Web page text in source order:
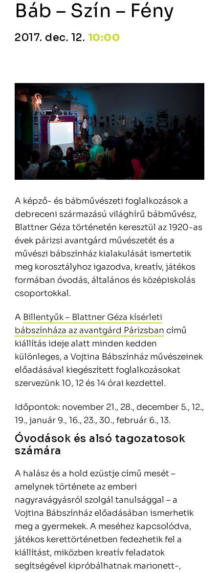
Báb – Szín – Fény
2017. dec. 12. 10:00
A képző- és bábművészeti foglalkozások a
debreceni származású világhírű bábművész,
Blattner Géza történetén keresztül az 1920-as
évek párizsi avantgárd művészetét és a
művészi bábszínház kialakulását ismertetik
meg korosztályhoz igazodva, kreatív, játékos
formában óvodás, általános és középiskolás
csoportokkal.
A Billentyűk – Blattner Géza kísérleti
bábszínháza az avantgárd Párizsban című
kiállítás ideje alatt minden kedden
különleges, a Vojtina Bábszínház művészeinek
előadásával kiegészített foglalkozásokat
szervezünk 10, 12 és 14 órai kezdettel.
Időpontok: november 21., 28., december 5., 12.,
19., január 9., 16., 23., 30., február 6., 13.
Óvodások és alsó tagozatosok
számára
A halász és a hold ezüstje című mesét –
amelynek története az emberi
nagyravágyásról szolgál tanulsággal – a
Vojtina Bábszínház előadásában ismerhetik
meg a gyermekek. A meséhez kapcsolódva,
játékos kerettörténetben fedezhetik fel a
kiállítást, miközben kreatív feladatok
segítségével kipróbálhatnak marionett-,